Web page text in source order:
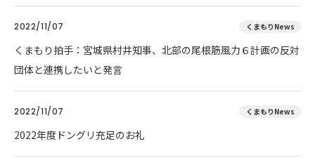
2022/11/07 くまもりNews
くまもり拍手：宮城県村井知事、北部の尾根筋風力６計画の反対
団体と連携したいと発言
2022/11/07 くまもりNews
2022年度ドングリ充足のお礼